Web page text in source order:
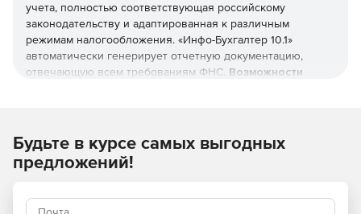
учета, полностью соответствующая российскому
законодательству и адаптированная к различным
режимам налогообложения. «Инфо-Бухгалтер 10.1»
автоматически генерирует отчетную документацию,
отвечающую всем требованиям ФНС. Возможности
Ведение упрощенной системы налогообложения.
Будьте в курсе самых выгодных
предложений!